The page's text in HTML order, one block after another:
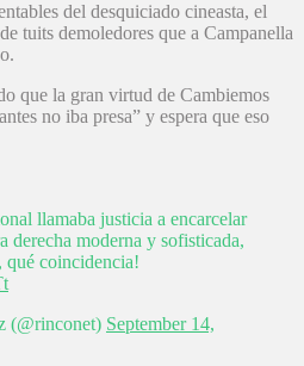
del desquiciado cineasta, el
tuits demoledores que a Campanella
que la gran virtud de Cambiemos
no iba presa” y espera que eso
llamaba justicia a encarcelar
derecha moderna y sofisticada,
coincidencia!
(@rinconet) September 14,